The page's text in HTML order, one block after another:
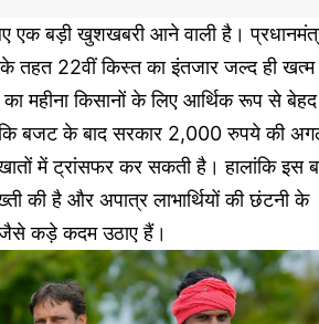
एक बड़ी खुशखबरी आने वाली है।
के तहत 22वीं किस्त का इंतजार जल्द ही खत्म
महीना किसानों के लिए आर्थिक रूप से बेहद
बजट के बाद सरकार 2,000 रुपये की
में ट्रांसफर कर सकती है। हालांकि इस
की है और अपात्र लाभार्थियों की छंटनी के
कड़े कदम उठाए हैं।